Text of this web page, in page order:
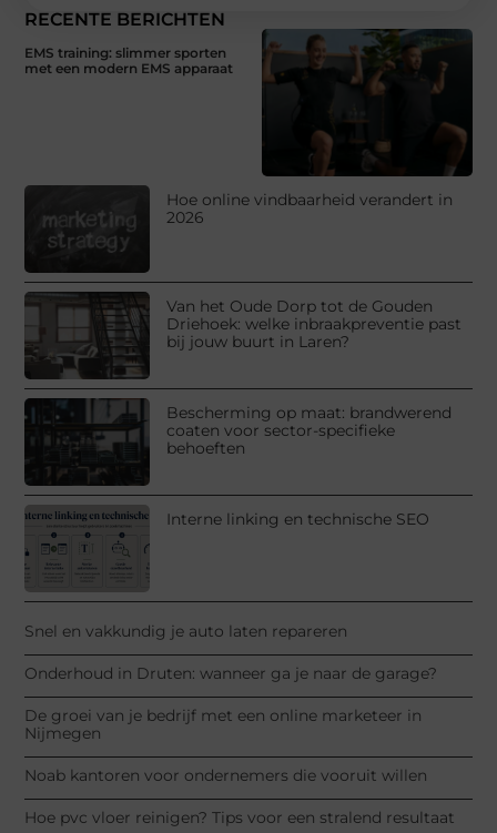
RECENTE BERICHTEN
EMS training: slimmer sporten
met een modern EMS apparaat
Hoe online vindbaarheid verandert in
2026
Van het Oude Dorp tot de Gouden
Driehoek: welke inbraakpreventie past
bij jouw buurt in Laren?
Bescherming op maat: brandwerend
coaten voor sector-specifieke
behoeften
Interne linking en technische SEO
Snel en vakkundig je auto laten repareren
Onderhoud in Druten: wanneer ga je naar de garage?
De groei van je bedrijf met een online marketeer in
Nijmegen
Noab kantoren voor ondernemers die vooruit willen
Hoe pvc vloer reinigen? Tips voor een stralend resultaat